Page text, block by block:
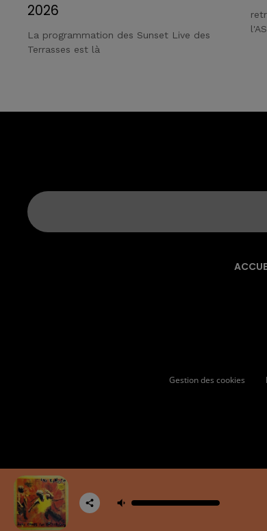
2026
La programmation des Sunset Live des
Terrasses est là
Gestion des cookies